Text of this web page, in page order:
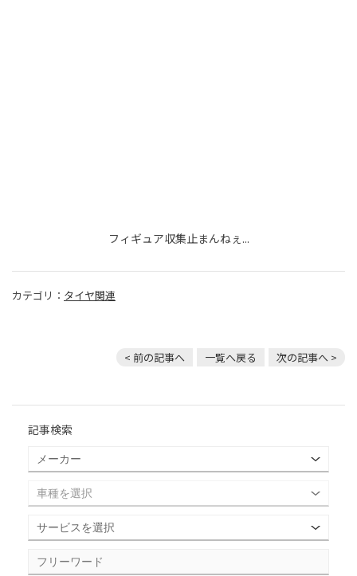
フィギュア収集止まんねぇ...
カテゴリ： タイヤ関連
< 前の記事へ 一覧へ戻る 次の記事へ >
記事検索